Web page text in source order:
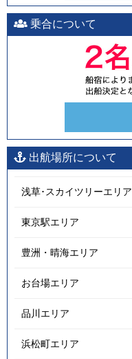
乗合について
出航場所について
浅草･スカイツリーエリア
東京駅エリア
豊洲・晴海エリア
お台場エリア
品川エリア
浜松町エリア